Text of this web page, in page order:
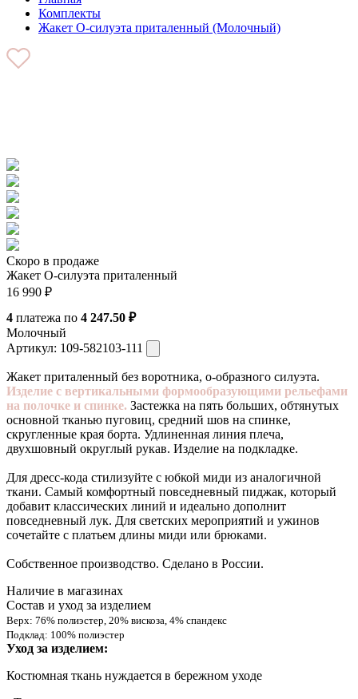
Комплекты
Жакет О-силуэта приталенный (Молочный)
Скоро в продаже
Жакет О-силуэта приталенный
16 990 ₽
4 платежа по 4 247.50 ₽
Молочный
Артикул: 109-582103-111
Жакет приталенный без воротника, о-образного силуэта.
Изделие с вертикальными формообразующими рельефами
на полочке и спинке. Застежка на пять больших, обтянутых
основной тканью пуговиц, средний шов на спинке,
скругленные края борта. Удлиненная линия плеча,
двухшовный округлый рукав. Изделие на подкладке.
Для дресс-кода стилизуйте с юбкой миди из аналогичной
ткани. Самый комфортный повседневный пиджак, который
добавит классических линий и идеально дополнит
повседневный лук. Для светских мероприятий и ужинов
сочетайте с платьем длины миди или брюками.
Собственное производство. Сделано в России.
Наличие в магазинах
Состав и уход за изделием
Верх: 76% полиэстер, 20% вискоза, 4% спандекс
Подклад: 100% полиэстер
Уход за изделием:
Костюмная ткань нуждается в бережном уходе